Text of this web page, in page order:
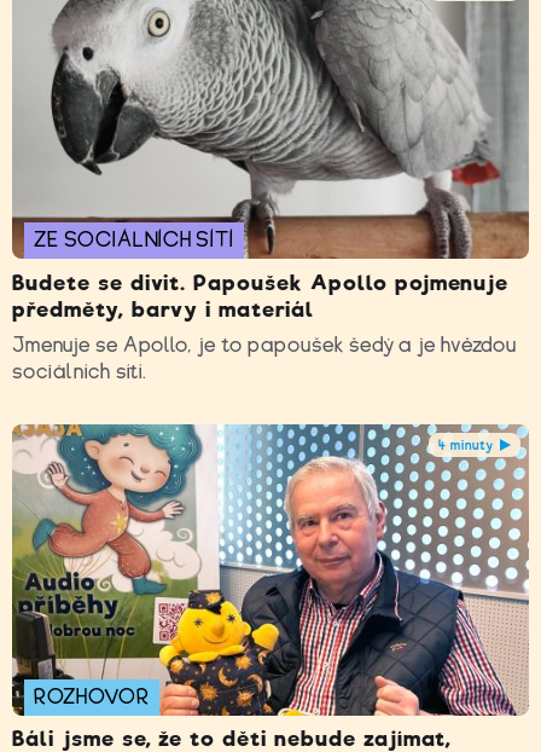
ZE SOCIÁLNÍCH SÍTÍ
Budete se divit. Papoušek Apollo pojmenuje
předměty, barvy i materiál
Jmenuje se Apollo, je to papoušek šedý a je hvězdou
sociálních sítí.
4 minuty
ROZHOVOR
Báli jsme se, že to děti nebude zajímat,